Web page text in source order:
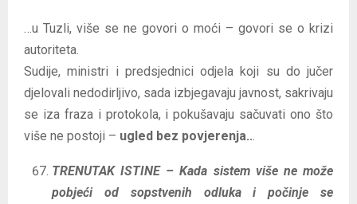
…u Tuzli, više se ne govori o moći – govori se o krizi
autoriteta.
Sudije, ministri i predsjednici odjela koji su do jučer
djelovali nedodirljivo, sada izbjegavaju javnost, sakrivaju
se iza fraza i protokola, i pokušavaju sačuvati ono što
više ne postoji – ugled bez povjerenja...
TRENUTAK ISTINE – Kada sistem više ne može
pobjeći od sopstvenih odluka i počinje se